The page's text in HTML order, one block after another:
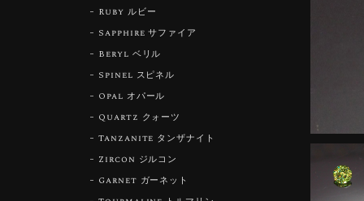
Ruby ルビー
Sapphire サファイア
Beryl ベリル
Spinel スピネル
Opal オパール
Quartz クォーツ
Tanzanite タンザナイト
Zircon ジルコン
Garnet ガーネット